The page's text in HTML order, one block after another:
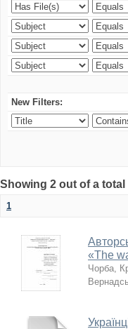
New Filters:
Showing 2 out of a total
1
«The
Чорба,